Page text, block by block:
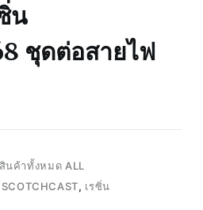
น
ชุดต่อสายไฟ
สินค้าทั้งหมด ALL
SCOTCHCAST, เรซิ่น